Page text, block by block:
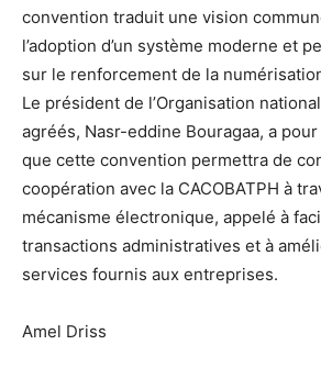
convention traduit une vision
l’adoption d’un système moderne et
sur le renforcement de la
Le président de l’Organisation
agréés, Nasr-eddine Bouragaa, a
que cette convention permettra de
coopération avec la CACOBATPH à
mécanisme électronique, appelé à
transactions administratives et à
services fournis aux entreprises.
Amel Driss